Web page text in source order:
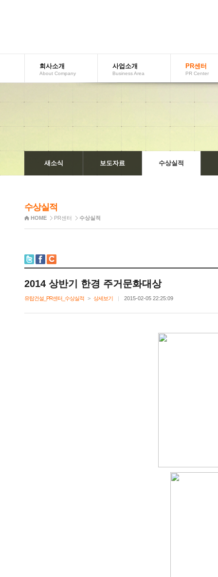
회사소개
AboutCompany
사업소개
BusinessArea
PR센터
PRCenter
새소식 보도자료 수상실적
수상실적
HOME PR센터 수상실적
2014상반기한경주거문화대상
유탑건설_PR센터_수상실적 > 상세보기 | 2015-02-0522:25:09